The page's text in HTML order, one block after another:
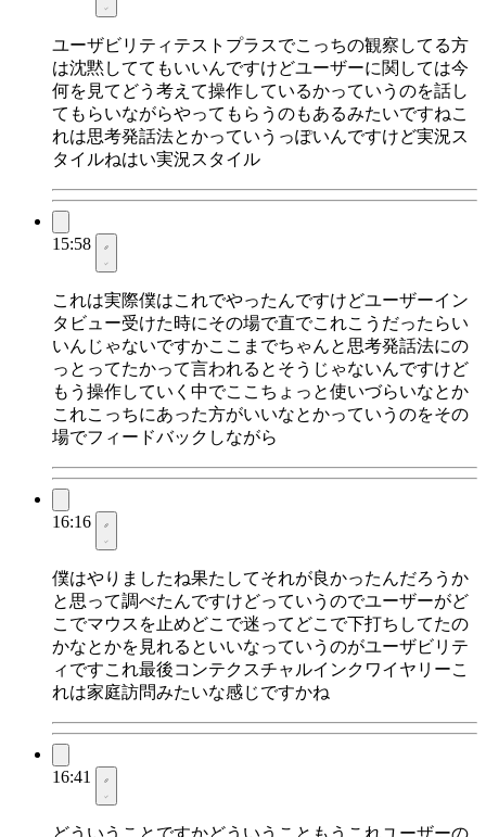
ユーザビリティテストプラスでこっちの観察してる方
は沈黙しててもいいんですけどユーザーに関しては今
何を見てどう考えて操作しているかっていうのを話し
てもらいながらやってもらうのもあるみたいですねこ
れは思考発話法とかっていうっぽいんですけど実況ス
タイルねはい実況スタイル
15:58
これは実際僕はこれでやったんですけどユーザーイン
タビュー受けた時にその場で直でこれこうだったらい
いんじゃないですかここまでちゃんと思考発話法にの
っとってたかって言われるとそうじゃないんですけど
もう操作していく中でここちょっと使いづらいなとか
これこっちにあった方がいいなとかっていうのをその
場でフィードバックしながら
16:16
僕はやりましたね果たしてそれが良かったんだろうか
と思って調べたんですけどっていうのでユーザーがど
こでマウスを止めどこで迷ってどこで下打ちしてたの
かなとかを見れるといいなっていうのがユーザビリテ
ィですこれ最後コンテクスチャルインクワイヤリーこ
れは家庭訪問みたいな感じですかね
16:41